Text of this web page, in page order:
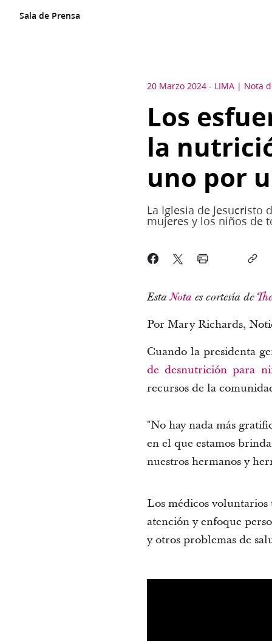
Sala de Prensa
20 Marzo 2024 - LIMA Nota
Los
la
uno por
La Iglesia de
mujeres y los niños de
EstaNota es cortesía de
Por Mary Richards,
Cuando la presidenta
de desnutrición para
recursos de la
"No hay nada más
en el que estamos
nuestros hermanos y
Los médicos
atención y enfoque
y otros problemas de